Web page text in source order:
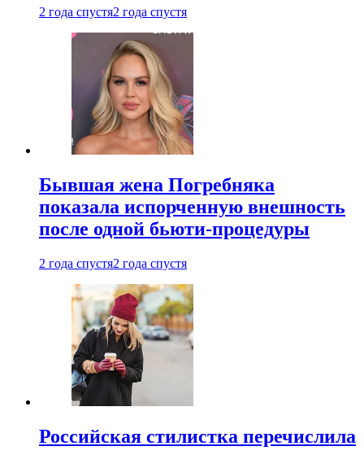
2 года спустя2 года спустя
Бывшая жена Погребняка
показала испорченную внешность
после одной бьюти-процедуры
2 года спустя2 года спустя
Российская стилистка перечислила